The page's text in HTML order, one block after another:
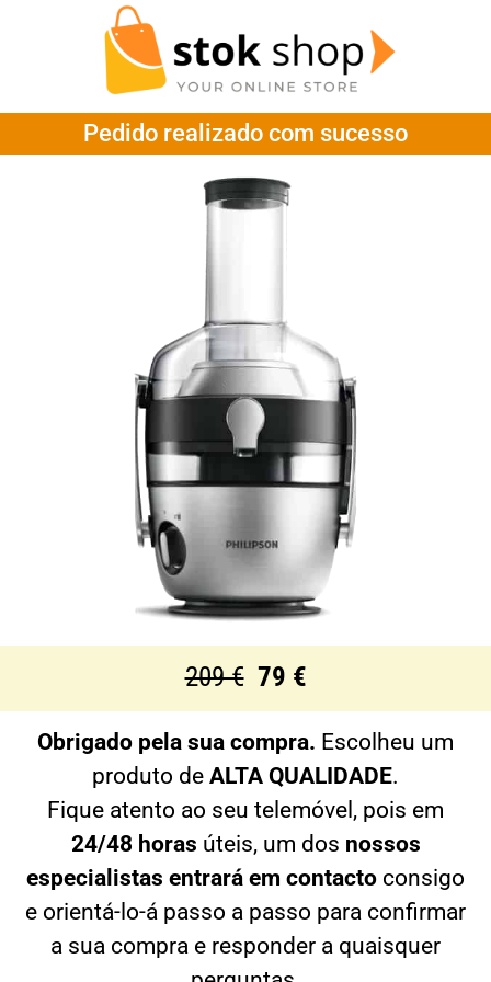
Pedido realizado com sucesso
209 € 79 €
Obrigado pela sua compra. Escolheu um
produto de ALTA QUALIDADE.
Fique atento ao seu telemóvel, pois em
24/48 horas úteis, um dos nossos
especialistas entrará em contacto consigo
e orientá-lo-á passo a passo para confirmar
a sua compra e responder a quaisquer